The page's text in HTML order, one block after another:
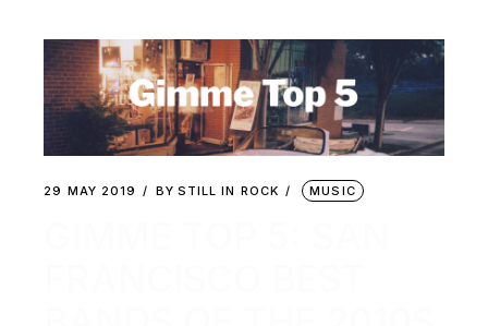
29 MAY 2019 BY STILL IN ROCK MUSIC